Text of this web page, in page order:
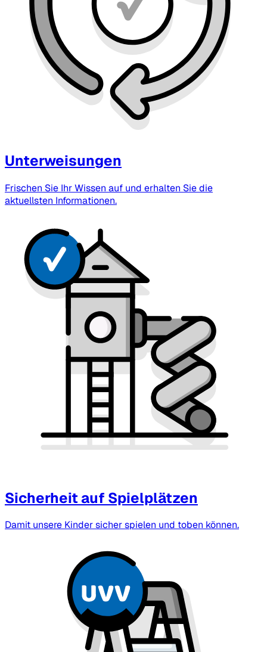
Unterweisungen
Frischen Sie Ihr Wissen auf und erhalten Sie die
aktuellsten Informationen.
Sicherheit auf Spielplätzen
Damit unsere Kinder sicher spielen und toben können.